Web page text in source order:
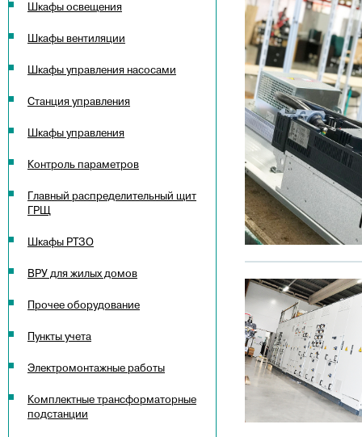
Шкафы освещения
Шкафы вентиляции
Шкафы управления насосами
Станция управления
Шкафы управления
Контроль параметров
Главный распределительный щит
ГРЩ
Шкафы РТЗО
ВРУ для жилых домов
Прочее оборудование
Пункты учета
Электромонтажные работы
Комплектные трансформаторные
подстанции